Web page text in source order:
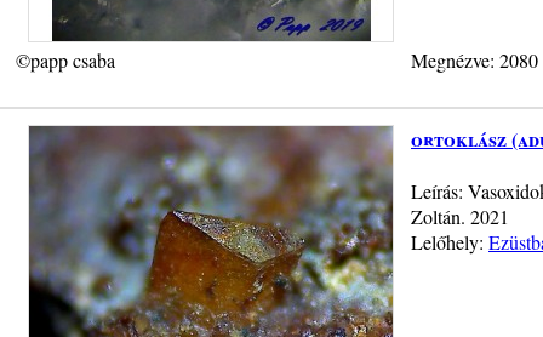
©papp csaba Megnézve:
ortoklász
Leírás:
Zoltán. 2021
Lelőhely: